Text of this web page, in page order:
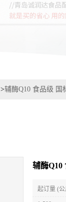
>辅酶Q10 食品级 国
辅酶Q10
起订量 (